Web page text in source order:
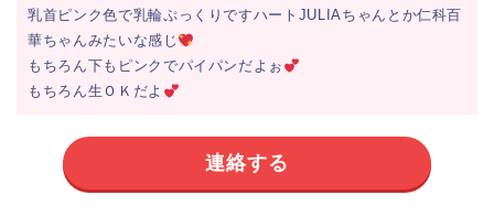
乳首ピンク色で乳輪ぷっくりですハートJULIAちゃんとか仁科百
華ちゃんみたいな感じ
もちろん下もピンクでパイパンだよぉ
もちろん生ＯＫだよ
連絡する